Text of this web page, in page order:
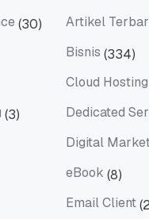
(30) Artikel
Bisnis (334)
Cloud Hosting
(3) Dedicated
Digital
eBook (8)
Email Client